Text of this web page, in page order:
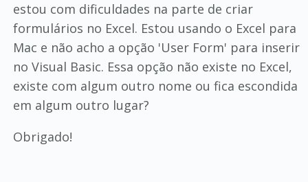
estou com dificuldades na parte de criar
formulários no Excel. Estou usando o Excel para
Mac e não acho a opção 'User Form' para inserir
no Visual Basic. Essa opção não existe no Excel,
existe com algum outro nome ou fica escondida
em algum outro lugar?
Obrigado!